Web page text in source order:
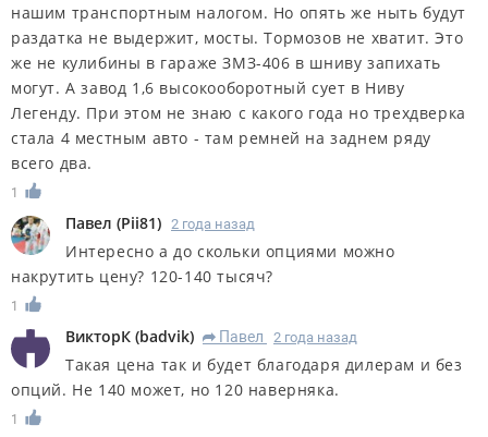
нашим транспортным налогом. Но опять же ныть будут
раздатка не выдержит, мосты. Тормозов не хватит. Это
же не кулибины в гараже ЗМЗ-406 в шниву запихать
могут. А завод 1,6 высокооборотный сует в Ниву
Легенду. При этом не знаю с какого года но трехдверка
стала 4 местным авто - там ремней на заднем ряду
всего два.
1
Павел (Pii81) 2 года назад
Интересно а до скольки опциями можно
накрутить цену? 120-140 тысяч?
1
ВикторК (badvik) R Павел 2 года назад
Такая цена так и будет благодаря дилерам и без
опций. Не 140 может, но 120 наверняка.
1